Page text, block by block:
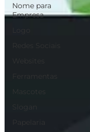
Nome para
Empresa
Redes Sociais
Mascotes
Slogan
Papelaria